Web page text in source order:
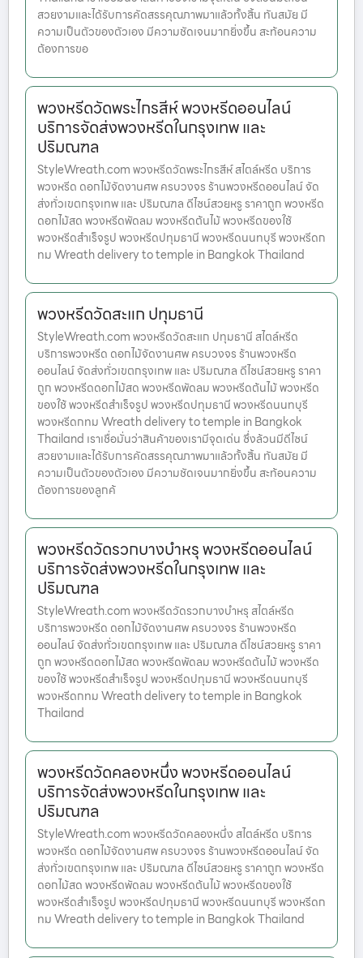
สวยงามและได้รับการคัดสรรคุณภาพมาแล้วทั้งสิ้น ทันสมัย มี
ความเป็นตัวของตัวเอง มีความชัดเจนมากยิ่งขึ้น สะท้อนความ
ต้องการขอ
พวงหรีดวัดพระไกรสีห์ พวงหรีดออนไลน์
บริการจัดส่งพวงหรีดในกรุงเทพ และ
ปริมณฑล
StyleWreath.com พวงหรีดวัดพระไกรสีห์ สไตล์หรีด บริการ
พวงหรีด ดอกไม้จัดงานศพ ครบวงจร ร้านพวงหรีดออนไลน์ จัด
ส่งทั่วเขตกรุงเทพ และ ปริมณฑล ดีไซน์สวยหรู ราคาถูก พวงหรีด
ดอกไม้สด พวงหรีดพัดลม พวงหรีดต้นไม้ พวงหรีดของใช้
พวงหรีดสำเร็จรูป พวงหรีดปทุมธานี พวงหรีดนนทบุรี พวงหรีดก
ทม Wreath delivery to temple in Bangkok Thailand
พวงหรีดวัดสะแก ปทุมธานี
StyleWreath.com พวงหรีดวัดสะแก ปทุมธานี สไตล์หรีด
บริการพวงหรีด ดอกไม้จัดงานศพ ครบวงจร ร้านพวงหรีด
ออนไลน์ จัดส่งทั่วเขตกรุงเทพ และ ปริมณฑล ดีไซน์สวยหรู ราคา
ถูก พวงหรีดดอกไม้สด พวงหรีดพัดลม พวงหรีดต้นไม้ พวงหรีด
ของใช้ พวงหรีดสำเร็จรูป พวงหรีดปทุมธานี พวงหรีดนนทบุรี
พวงหรีดกทม Wreath delivery to temple in Bangkok
Thailand เราเชื่อมั่นว่าสินค้าของเรามีจุดเด่น ซึ่งล้วนมีดีไซน์
สวยงามและได้รับการคัดสรรคุณภาพมาแล้วทั้งสิ้น ทันสมัย มี
ความเป็นตัวของตัวเอง มีความชัดเจนมากยิ่งขึ้น สะท้อนความ
ต้องการของลูกค้
พวงหรีดวัดรวกบางบำหรุ พวงหรีดออนไลน์
บริการจัดส่งพวงหรีดในกรุงเทพ และ
ปริมณฑล
StyleWreath.com พวงหรีดวัดรวกบางบำหรุ สไตล์หรีด
บริการพวงหรีด ดอกไม้จัดงานศพ ครบวงจร ร้านพวงหรีด
ออนไลน์ จัดส่งทั่วเขตกรุงเทพ และ ปริมณฑล ดีไซน์สวยหรู ราคา
ถูก พวงหรีดดอกไม้สด พวงหรีดพัดลม พวงหรีดต้นไม้ พวงหรีด
ของใช้ พวงหรีดสำเร็จรูป พวงหรีดปทุมธานี พวงหรีดนนทบุรี
พวงหรีดกทม Wreath delivery to temple in Bangkok
Thailand
พวงหรีดวัดคลองหนึ่ง พวงหรีดออนไลน์
บริการจัดส่งพวงหรีดในกรุงเทพ และ
ปริมณฑล
StyleWreath.com พวงหรีดวัดคลองหนึ่ง สไตล์หรีด บริการ
พวงหรีด ดอกไม้จัดงานศพ ครบวงจร ร้านพวงหรีดออนไลน์ จัด
ส่งทั่วเขตกรุงเทพ และ ปริมณฑล ดีไซน์สวยหรู ราคาถูก พวงหรีด
ดอกไม้สด พวงหรีดพัดลม พวงหรีดต้นไม้ พวงหรีดของใช้
พวงหรีดสำเร็จรูป พวงหรีดปทุมธานี พวงหรีดนนทบุรี พวงหรีดก
ทม Wreath delivery to temple in Bangkok Thailand